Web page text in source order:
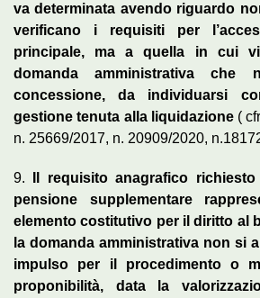
va determinata avendo riguardo
verificano i requisiti per
principale, ma a quella in cui
domanda amministrativa che
concessione, da individuarsi
gestione tenuta alla liquidazione(
n. 25669/2017, n. 20909/2020,
9.
Il requisito anagrafico
pensione supplementare
elemento costitutivo per il diritto al
la domanda amministrativa non si
impulso per il procedimento o
proponibilità, data la